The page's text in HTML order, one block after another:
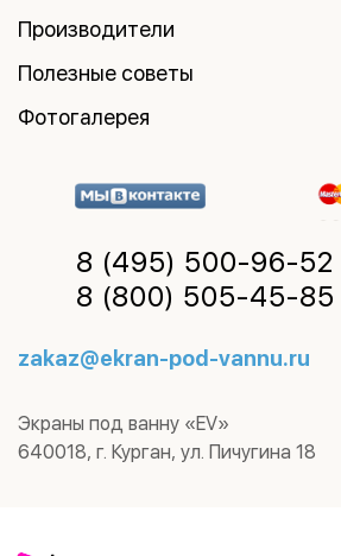
Производители
Полезные советы
Фотогалерея
8 (495) 500-96-52
8 (800) 505-45-85
zakaz@ekran-pod-vannu.ru
Экраны под ванну «EV»
640018, г. Курган, ул. Пичугина 18